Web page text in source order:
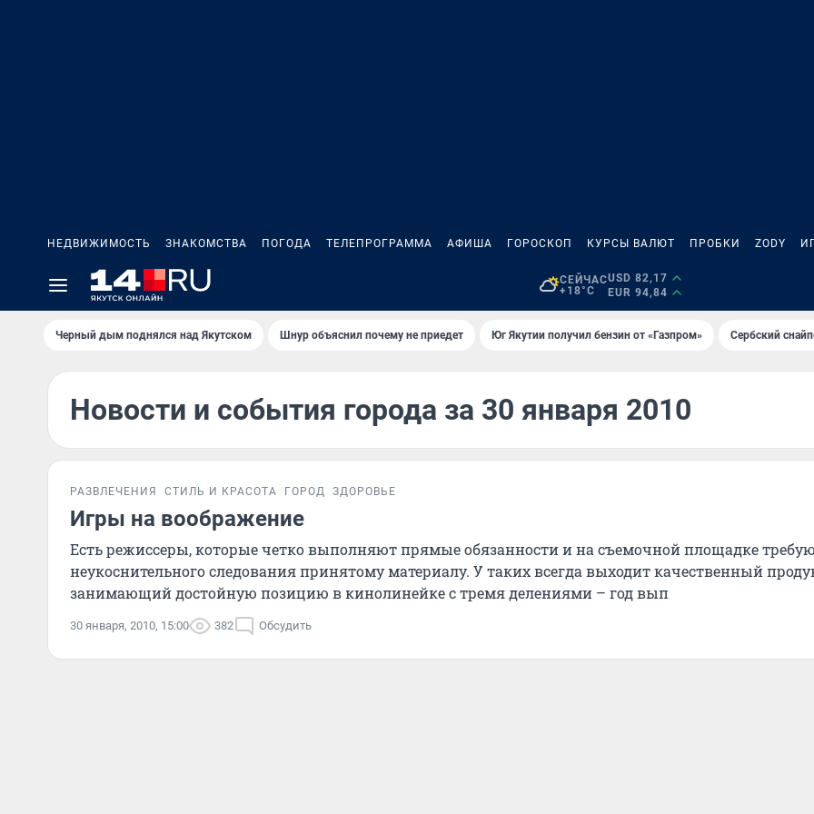
НЕДВИЖИМОСТЬ ЗНАКОМСТВА ПОГОДА ТЕЛЕПРОГРАММА АФИША ГОРОСКОП КУРСЫ ВАЛЮТ ПРОБКИ ZODY
СЕЙЧАС
+18°C
USD 82,17
EUR 94,84
Черный дым поднялся над Якутском Шнур объяснил почему не приедет Юг Якутии получил бензин от «Газпром» Сербский
Новости и события города за 30 января 2010
РАЗВЛЕЧЕНИЯ СТИЛЬ И КРАСОТА ГОРОД ЗДОРОВЬЕ
Игры на воображение
Есть режиссеры, которые четко выполняют прямые обязанности и на съемочной площадке
неукоснительного следования принятому материалу. У таких всегда выходит качественный
занимающий достойную позицию в кинолинейке с тремя делениями – год вып
30 января, 2010, 15:00 382 Обсудить